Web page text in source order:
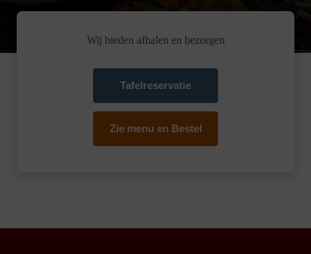
Wij bieden afhalen en bezorgen
Tafelreservatie
Zie menu en Bestel